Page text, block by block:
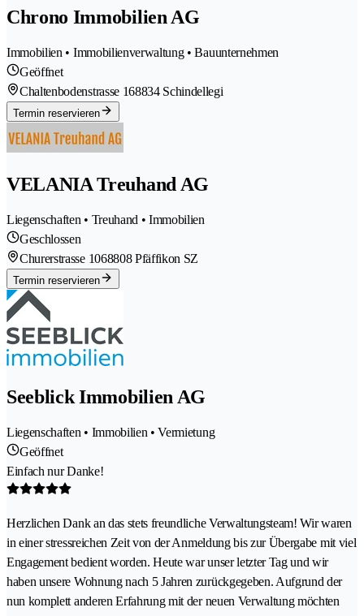
Chrono Immobilien AG
Immobilien • Immobilienverwaltung • Bauunternehmen
Geöffnet
Chaltenbodenstrasse 168834 Schindellegi
Termin reservieren
VELANIA Treuhand AG
Liegenschaften • Treuhand • Immobilien
Geschlossen
Churerstrasse 1068808 Pfäffikon SZ
Termin reservieren
Seeblick Immobilien AG
Liegenschaften • Immobilien • Vermietung
Geöffnet
Einfach nur Danke!
Herzlichen Dank an das stets freundliche Verwaltungsteam! Wir waren
in einer stressreichen Zeit von der Anmeldung bis zur Übergabe mit viel
Engagement bedient worden. Heute war unser letzter Tag und wir
haben unsere Wohnung nach 5 Jahren zurückgegeben. Aufgrund der
nun komplett anderen Erfahrung mit der neuen Verwaltung möchten